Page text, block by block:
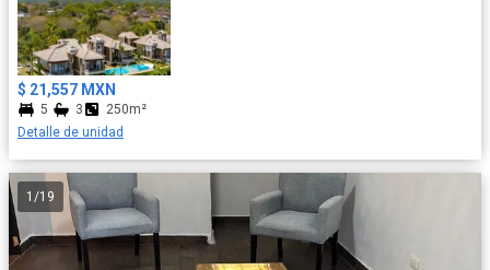
$ 21,557 MXN
5 3
250m²
Detalle de unidad
1 /19